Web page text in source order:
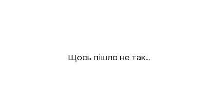
Щось пішло не так...